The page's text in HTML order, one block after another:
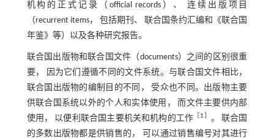
机构的正式记录（official records）、 连续出版项目
（recurrent items， 包括期刊、 联合国条约汇编和《联合国
年鉴》等）以及各种研究报告。
联合国出版物和联合国文件（documents）之间的区别很重
要， 因为它们遵循不同的文件系统。与联合国文件相比，
联合国出版物的编制目的不同， 受众也不同。出版物主要
供联合国系统以外的个人和实体使用， 而文件主要供内部
使用， 以便利联合国主要机关和机构的工作
1
。 联合国
的多数出版物都是供销售的， 可以通过销售编号对其进行